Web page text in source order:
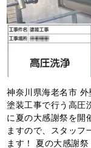
神奈川県海老名市
塗装工事で行う高圧
に夏の大感謝祭を開
ますので、スタッフ
ます！ 夏の大感謝